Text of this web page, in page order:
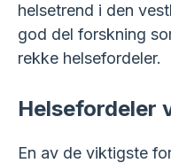
helsetrend i den
god del forskning
rekke helsefordeler.
Helsefordeler
En av de viktigste